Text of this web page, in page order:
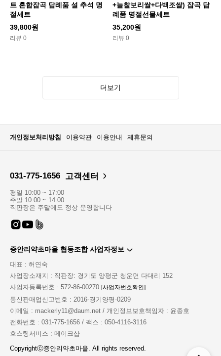
트 혼합잡곡 답례품 설 추석 명
절세트
39,800원
리뷰 0
+늘찰보리쌀+다백조쌀) 잡곡 답
례품 명절선물세트
35,200원
리뷰 0
더보기
개인정보처리방침 이용약관 이용안내 제휴문의
031-775-1656 고객센터
평일 10:00 ~ 17:00
주말 10:00 ~ 14:00
직판장은 주말에도 정상 운영합니다
증안리약초마을 협동조합 사업자정보
대표 : 허연숙
사업장소재지 : 직판장: 경기도 양평군 청운면 다대리 152
사업자등록번호 : 572-86-00270 [사업자번호확인]
통신판매업신고번호 : 2016-경기양평-0209
이메일 : mackerly11@daum.net / 개인정보보호책임자 : 윤종호
전화번호 : 031-775-1656 / 팩스 : 050-4116-3116
호스팅서비스 : 메이크샵
Copyrightⓒ증안리약초마을. All rights reserved.